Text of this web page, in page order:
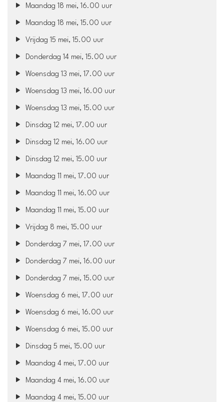
Maandag 18 mei, 16.00 uur
Maandag 18 mei, 15.00 uur
Vrijdag 15 mei, 15.00 uur
Donderdag 14 mei, 15.00 uur
Woensdag 13 mei, 17.00 uur
Woensdag 13 mei, 16.00 uur
Woensdag 13 mei, 15.00 uur
Dinsdag 12 mei, 17.00 uur
Dinsdag 12 mei, 16.00 uur
Dinsdag 12 mei, 15.00 uur
Maandag 11 mei, 17.00 uur
Maandag 11 mei, 16.00 uur
Maandag 11 mei, 15.00 uur
Vrijdag 8 mei, 15.00 uur
Donderdag 7 mei, 17.00 uur
Donderdag 7 mei, 16.00 uur
Donderdag 7 mei, 15.00 uur
Woensdag 6 mei, 17.00 uur
Woensdag 6 mei, 16.00 uur
Woensdag 6 mei, 15.00 uur
Dinsdag 5 mei, 15.00 uur
Maandag 4 mei, 17.00 uur
Maandag 4 mei, 16.00 uur
Maandag 4 mei, 15.00 uur